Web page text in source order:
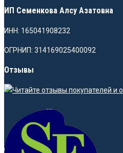
ИП Семенкова Алсу Азатовна
ИНН: 165041908232
ОГРНИП: 314169025400092
Отзывы